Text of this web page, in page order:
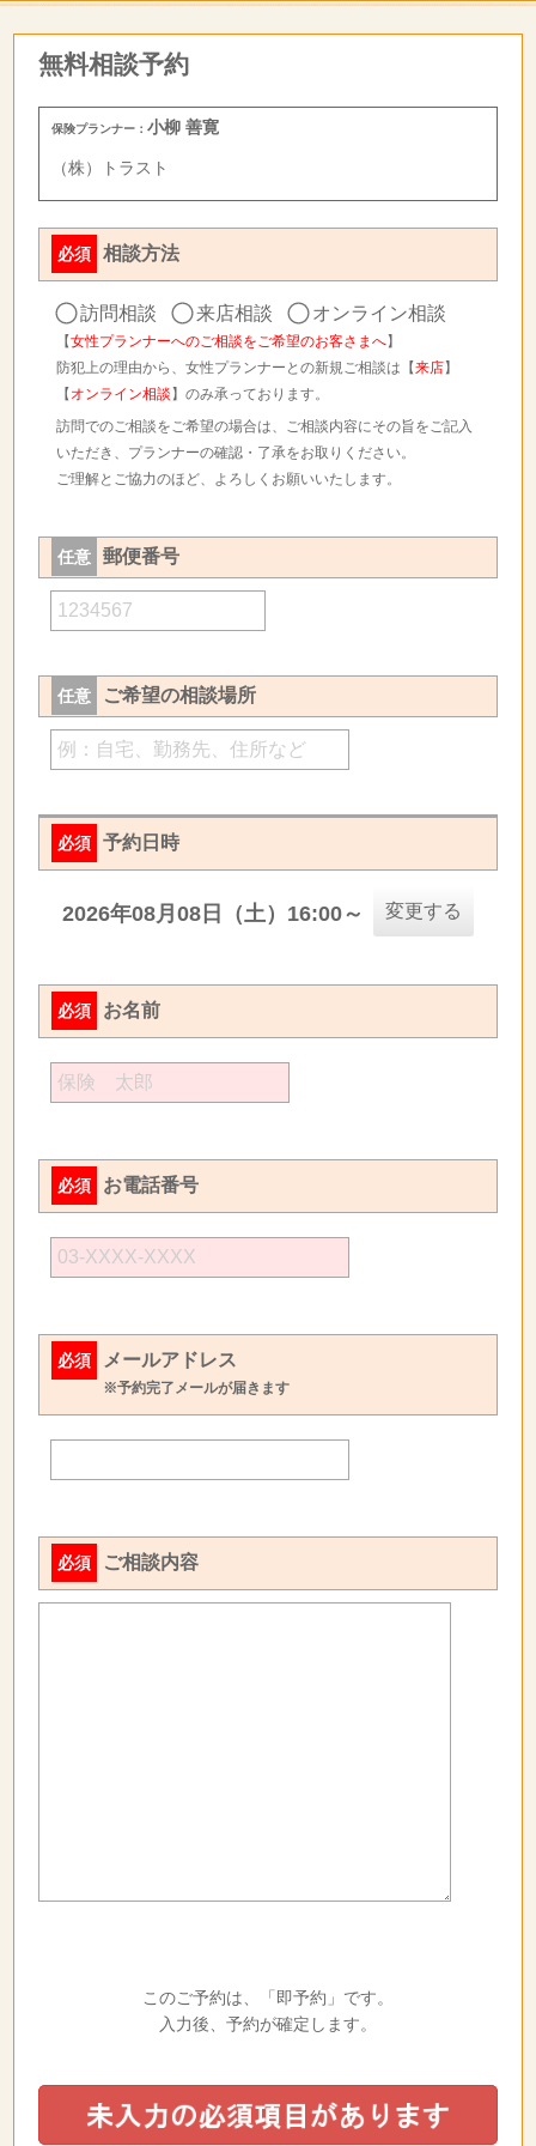
無料相談予約
保険プランナー：小柳 善寛
（株）トラスト
必須 相談方法
訪問相談 来店相談 オンライン相談
【女性プランナーへのご相談をご希望のお客さまへ】
防犯上の理由から、女性プランナーとの新規ご相談は【来店】
【 オンライン相談 】のみ承っております。
訪問でのご相談をご希望の場合は、ご相談内容にその旨をご記入
いただき、プランナーの確認・了承をお取りください。
ご理解とご協力のほど、よろしくお願いいたします。
任意 郵便番号
任意 ご希望の相談場所
必須 予約日時
2026年08月08日（土）16:00～ 変更する
必須 お名前
必須 お電話番号
必須 メールアドレス
※予約完了メールが届きます
必須 ご相談内容
このご予約は、「即予約」です。
入力後、予約が確定します。